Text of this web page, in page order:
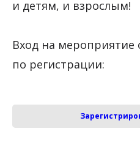
и детям, и взрослым!
Вход на мероприятие
по регистрации: